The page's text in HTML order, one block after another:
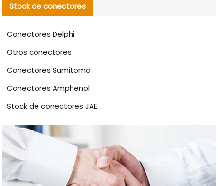
Stock de conectores
Conectores Delphi
Otros conectores
Conectores Sumitomo
Conectores Amphenol
Stock de conectores JAE